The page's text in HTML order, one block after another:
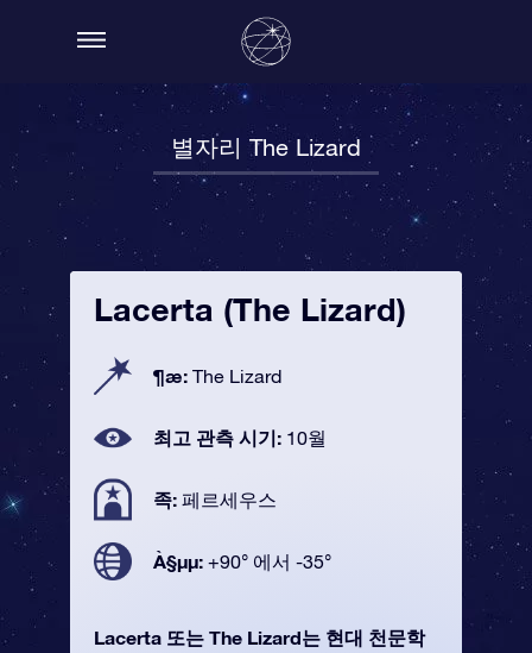
별자리 The Lizard
Lacerta (The Lizard)
¶æ: The Lizard
최고 관측 시기: 10월
족: 페르세우스
À§µµ: +90° 에서 -35°
Lacerta 또는 The Lizard는 현대 천문학